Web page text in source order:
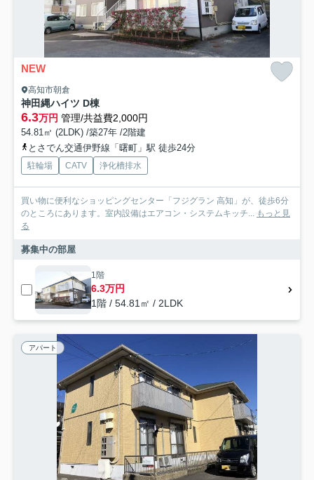
NEW
高知市朝倉
神田縄ハイツ D棟
6.3万円 管理/共益費2,000円
54.81㎡ (2LDK) /築27年 /2階建
とさでん交通伊野線「曙町」駅 徒歩24分
駐輪場 CATV 浄化槽排水
買い物に便利なショッピングセンター「フジグラン 高知」が、徒歩6分
のところにあります。室内設備はエアコン・システムキッチ... もっと見
る
募集中の部屋
1階
6.3万円
1階 / 54.81㎡ / 2LDK
アパート